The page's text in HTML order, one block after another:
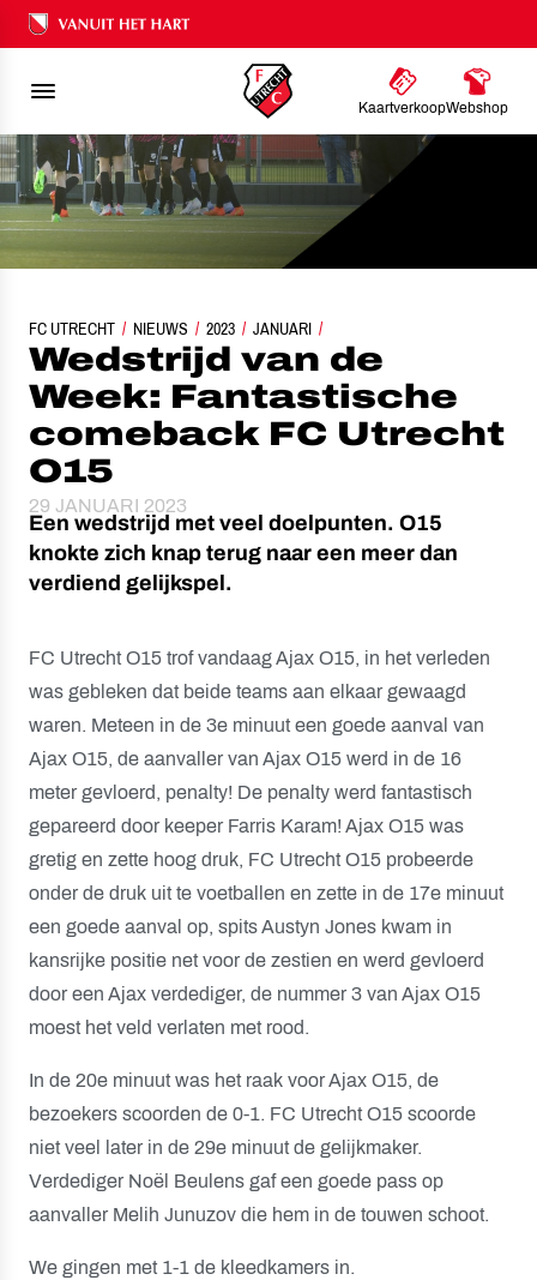
Ons nalatenschap
KaartverkoopWebshop
FC UTRECHT NIEUWS 2023 JANUARI
WEDSTRIJD VAN DE WEEK: FANTASTISCHE COMEBACK FC
Wedstrijd van de
Week: Fantastische
comeback FC Utrecht
O15
29 JANUARI 2023
Een wedstrijd met veel doelpunten. O15
knokte zich knap terug naar een meer dan
verdiend gelijkspel.
FC Utrecht O15 trof vandaag Ajax O15, in het verleden
was gebleken dat beide teams aan elkaar gewaagd
waren. Meteen in de 3e minuut een goede aanval van
Ajax O15, de aanvaller van Ajax O15 werd in de 16
meter gevloerd, penalty! De penalty werd fantastisch
gepareerd door keeper Farris Karam! Ajax O15 was
gretig en zette hoog druk, FC Utrecht O15 probeerde
onder de druk uit te voetballen en zette in de 17e minuut
een goede aanval op, spits Austyn Jones kwam in
kansrijke positie net voor de zestien en werd gevloerd
door een Ajax verdediger, de nummer 3 van Ajax O15
moest het veld verlaten met rood.
In de 20e minuut was het raak voor Ajax O15, de
bezoekers scoorden de 0-1. FC Utrecht O15 scoorde
niet veel later in de 29e minuut de gelijkmaker.
Verdediger Noël Beulens gaf een goede pass op
aanvaller Melih Junuzov die hem in de touwen schoot.
We gingen met 1-1 de kleedkamers in.